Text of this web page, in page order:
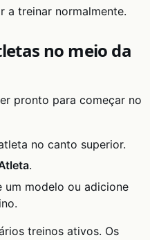
a treinar normalmente.
no meio da
pronto para começar no
no canto superior.
.
um modelo ou adicione
treinos ativos. Os